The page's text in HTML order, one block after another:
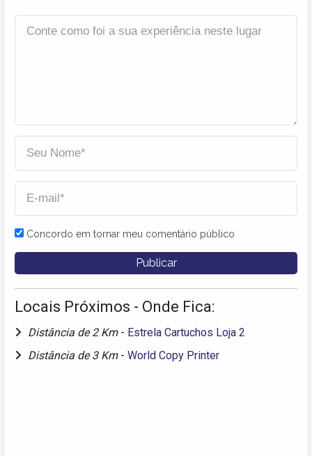
Concordo em tornar meu comentário público
Locais Próximos - Onde Fica:
Distância de 2 Km - Estrela Cartuchos Loja 2
Distância de 3 Km - World Copy Printer